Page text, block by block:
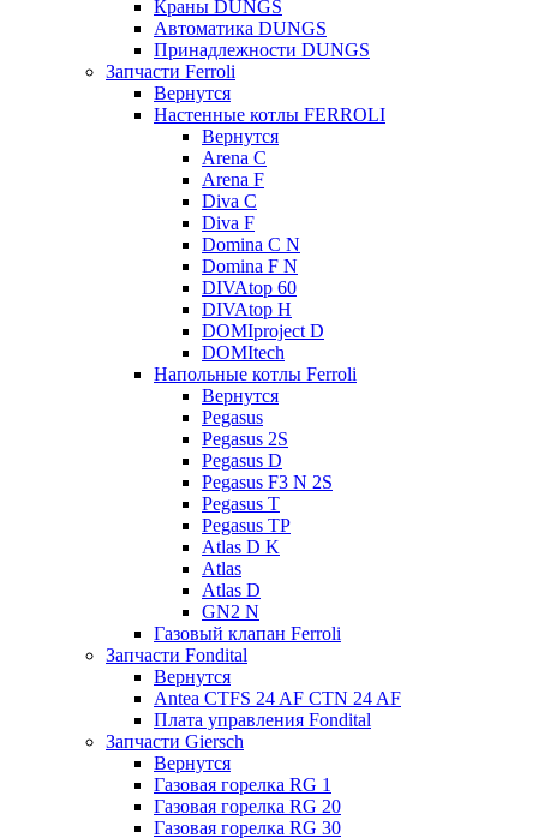
Краны DUNGS
Автоматика DUNGS
Принадлежности DUNGS
Запчасти Ferroli
Вернутся
Настенные котлы FERROLI
Вернутся
Arena C
Arena F
Diva C
Diva F
Domina C N
Domina F N
DIVAtop 60
DIVAtop H
DOMIproject D
DOMItech
Напольные котлы Ferroli
Вернутся
Pegasus
Pegasus 2S
Pegasus D
Pegasus F3 N 2S
Pegasus T
Pegasus TP
Atlas D K
Atlas
Atlas D
GN2 N
Газовый клапан Ferroli
Запчасти Fondital
Вернутся
Antea CTFS 24 AF CTN 24 AF
Плата управления Fondital
Запчасти Giersch
Вернутся
Газовая горелка RG 1
Газовая горелка RG 20
Газовая горелка RG 30